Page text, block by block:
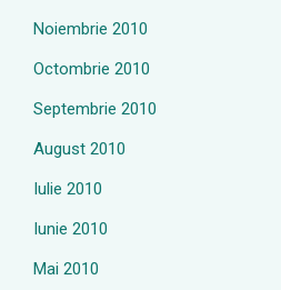
Noiembrie 2010
Octombrie 2010
Septembrie 2010
August 2010
Iulie 2010
Iunie 2010
Mai 2010